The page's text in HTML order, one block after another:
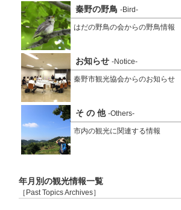
秦野の野鳥 -Bird-
はだの野鳥の会からの野鳥情報
お知らせ -Notice-
秦野市観光協会からのお知らせ
そ の 他 -Others-
市内の観光に関連する情報
年月別の観光情報一覧
［Past Topics Archives］